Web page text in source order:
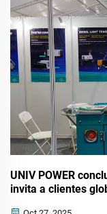
UNIV POWER
invita a clientes